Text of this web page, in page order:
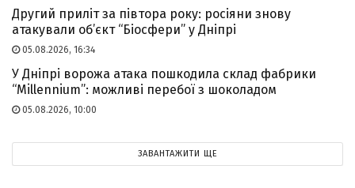
Другий приліт за півтора року: росіяни знову
атакували об’єкт “Біосфери” у Дніпрі
05.08.2026, 16:34
У Дніпрі ворожа атака пошкодила склад фабрики
“Millennium”: можливі перебої з шоколадом
05.08.2026, 10:00
ЗАВАНТАЖИТИ ЩЕ